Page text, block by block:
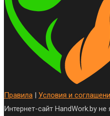
Правила | Условия и
Интернет-сайт HandWork.by